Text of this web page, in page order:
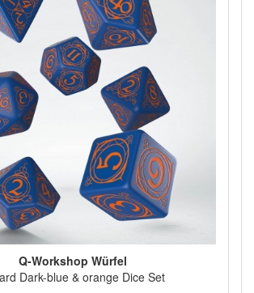
Q-Workshop Würfel
Dark-blue & orange Dice Set